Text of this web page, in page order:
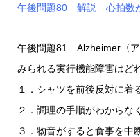
午後問題80 解説 心拍数が
午後問題81 Alzheimer〈ア
みられる実行機能障害はど
１．シャツを前後反対に着
２．調理の手順がわからな
３．物音がすると食事を中